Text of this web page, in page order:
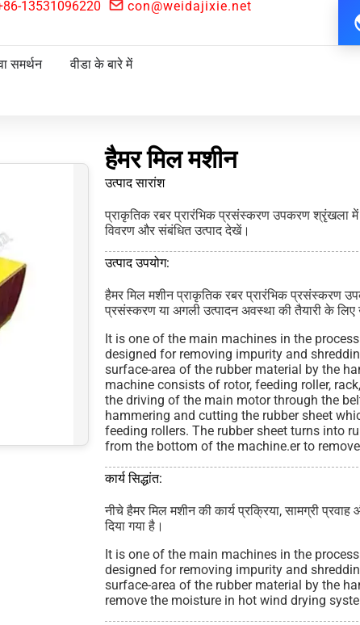
13531096220 con@weidajixie.net
समर्थन वीडा के बारे में
हैमर मिल मशीन
उत्पाद सारांश
प्राकृतिक रबर प्रारंभिक प्रसंस्करण उपकरण श्रृंखला में
विवरण और संबंधित उत्पाद देखें।
उत्पाद उपयोग:
हैमर मिल मशीन प्राकृतिक रबर प्रारंभिक प्रसंस्करण
प्रसंस्करण या अगली उत्पादन अवस्था की तैयारी के लिए
It is one of the main machines in the
designed for removing impurity and
surface-area of the rubber material by the
machine consists of rotor, feeding roller,
the driving of the main motor through the
hammering and cutting the rubber sheet
feeding rollers. The rubber sheet turns into
from the bottom of the machine.er to
कार्य सिद्धांत:
नीचे हैमर मिल मशीन की कार्य प्रक्रिया, सामग्री
दिया गया है।
It is one of the main machines in the
designed for removing impurity and
surface-area of the rubber material by the
remove the moisture in hot wind drying